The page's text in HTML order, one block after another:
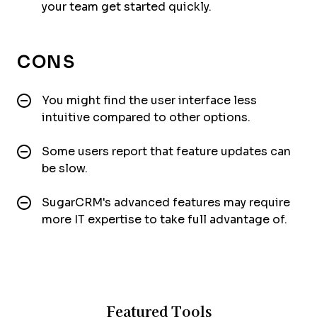
your team get started quickly.
CONS
You might find the user interface less
intuitive compared to other options.
Some users report that feature updates can
be slow.
SugarCRM's advanced features may require
more IT expertise to take full advantage of.
Featured Tools